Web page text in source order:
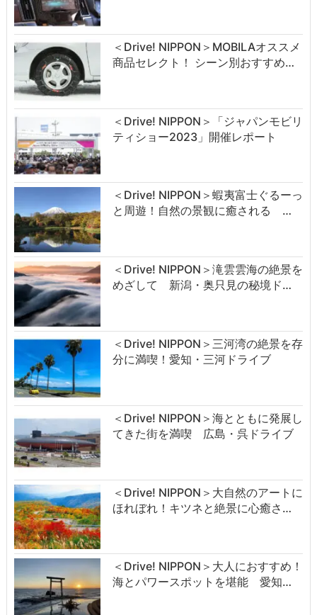
＜Drive! NIPPON＞MOBILAオススメ
商品セレクト！ シーン別おすすめ…
＜Drive! NIPPON＞「ジャパンモビリ
ティショー2023」開催レポート
＜Drive! NIPPON＞蝦夷富士ぐるーっ
と周遊！自然の景観に癒される …
＜Drive! NIPPON＞滝雲雲海の絶景を
めざして 新潟・奥只見の秘境ド…
＜Drive! NIPPON＞三河湾の絶景を存
分に満喫！愛知・三河ドライブ
＜Drive! NIPPON＞海とともに発展し
てきた街を満喫 広島・呉ドライブ
＜Drive! NIPPON＞大自然のアートに
ほれぼれ！キツネと絶景に心癒さ…
＜Drive! NIPPON＞大人におすすめ！
海とパワースポットを堪能 愛知…